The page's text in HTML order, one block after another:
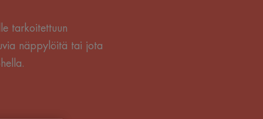
tarkoitettuun
näppylöitä tai jota